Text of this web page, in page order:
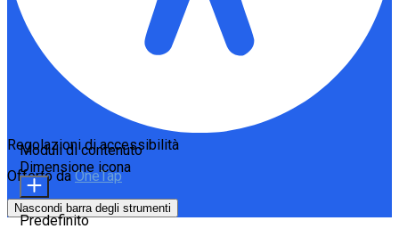
Regolazioni di accessibilità
Offerto daOneTap
Nascondi barra degli strumenti
Moduli di contenuto
Dimensione icona
Predefinito